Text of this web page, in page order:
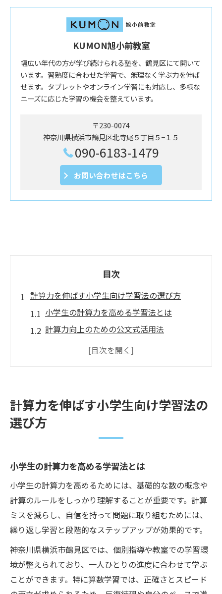
KUMON旭小前教室
幅広い年代の方が学び続けられる塾を、鶴見区にて開いて
います。習熟度に合わせた学習で、無理なく学ぶ力を伸ば
せます。タブレットやオンライン学習にも対応し、多様な
ニーズに応じた学習の機会を整えています。
〒230-0074
神奈川県横浜市鶴見区北寺尾５丁目５−１５
090-6183-1479
お問い合わせはこちら
目次
計算力を伸ばす小学生向け学習法の選び方
小学生の計算力を高める学習法とは
計算力向上のための公文式活用法
算数が苦手な小学生に合う学習習慣
小学生の計算力開発へ公文式が効果的な理由
公文式で小学生の計算力が伸びる仕組み
反復学習で計算力を身につける公文式
公文式が小学生の算数苦手克服を後押し
算数が苦手な子に最適な計算力アップの秘訣
小学生の計算力を伸ばす学習ステップ
算数が苦手でも計算力を伸ばせる工夫
公文式で小学生の自信と計算力を養う
計算ミスを減らす具体的なトレーニング法
継続で身につく小学生の計算力強化術
計算力を伸ばす小学生向け学習法の
選び方
小学生の計算力を高める学習法とは
小学生の計算力を高めるためには、基礎的な数の概念や
計算のルールをしっかり理解することが重要です。計算
ミスを減らし、自信を持って問題に取り組むためには、
繰り返し学習と段階的なステップアップが効果的です。
神奈川県横浜市鶴見区では、個別指導や教室での学習環
境が整えられており、一人ひとりの進度に合わせて学ぶ
ことができます。特に算数学習では、正確さとスピード